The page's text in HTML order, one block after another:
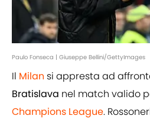
Paulo Fonseca | Giuseppe Bellini/GettyImages
Il Milan si appresta ad
Bratislava nel match valido
Champions League.